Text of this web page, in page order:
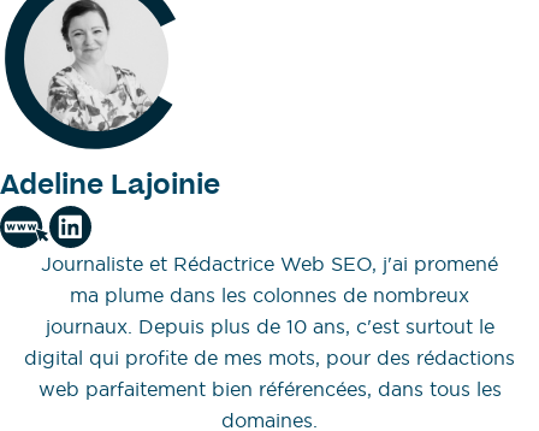
Adeline Lajoinie
Journaliste et Rédactrice Web SEO, j'ai promené
ma plume dans les colonnes de nombreux
journaux. Depuis plus de 10 ans, c'est surtout le
digital qui profite de mes mots, pour des rédactions
web parfaitement bien référencées, dans tous les
domaines.